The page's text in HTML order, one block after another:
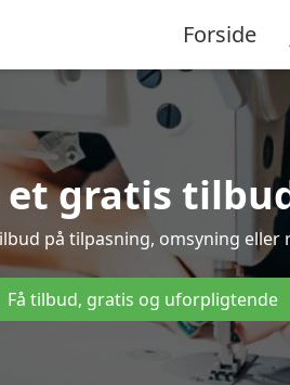
Forside
et gratis
på tilpasning, omsyning
Få tilbud, gratis og uforpligtende